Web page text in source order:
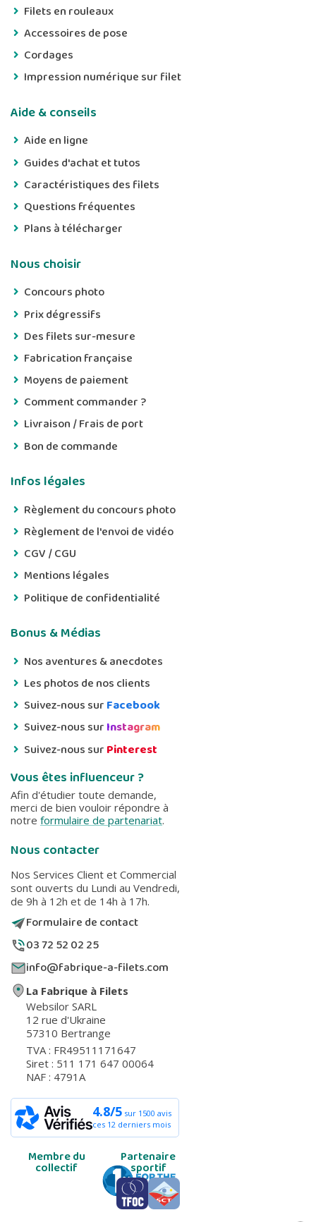
Filets en rouleaux
Accessoires de pose
Cordages
Impression numérique sur filet
Aide & conseils
Aide en ligne
Guides d'achat et tutos
Caractéristiques des filets
Questions fréquentes
Plans à télécharger
Nous choisir
Concours photo
Prix dégressifs
Des filets sur-mesure
Fabrication française
Moyens de paiement
Comment commander ?
Livraison / Frais de port
Bon de commande
Infos légales
Règlement du concours photo
Règlement de l'envoi de vidéo
CGV / CGU
Mentions légales
Politique de confidentialité
Bonus & Médias
Nos aventures & anecdotes
Les photos de nos clients
Suivez-nous surFacebook
Suivez-nous surInstagram
Suivez-nous surPinterest
Vous êtes influenceur ?
Afin d'étudier toute demande,
merci de bien vouloir répondre à
notre formulaire de partenariat.
Nous contacter
Nos Services Client et Commercial
sont ouverts du Lundi au Vendredi,
de 9h à 12h et de 14h à 17h.
Formulaire de contact
03 72 52 02 25
info@fabrique-a-filets.com
La Fabrique à Filets
Websilor SARL
12 rue d'Ukraine
57310 Bertrange
TVA : FR49511171647
Siret : 511 171 647 00064
NAF : 4791A
4.8/5 sur 1500 avis
ces 12 derniers mois
Membre du
collectif
Partenaire
sportif